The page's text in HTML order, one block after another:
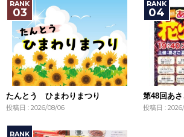
たんとう ひまわりまつり
投稿日 : 2026/08/06
第48回あ
投稿日 :